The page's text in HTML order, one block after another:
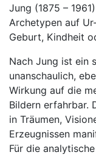
Jung (1875 –
Archetypen auf
Geburt, Kindheit
Nach Jung ist ein
unanschaulich,
Wirkung auf die
Bildern erfahrbar.
in Träumen,
Erzeugnissen
Für die